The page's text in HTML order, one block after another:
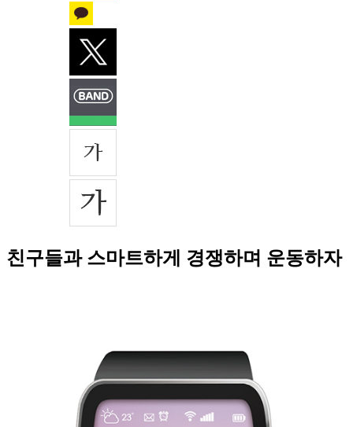
친구들과 스마트하게 경쟁하며 운동하자